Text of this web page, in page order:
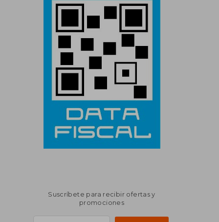
Suscríbete para recibir ofertas y
promociones